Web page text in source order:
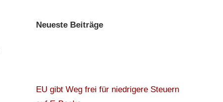
Neueste Beiträge
EU gibt Weg frei für niedrigere Steuern